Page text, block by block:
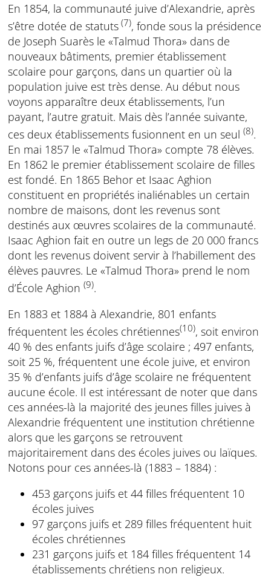
En 1854, la communauté juive d’Alexandrie, après
s’être dotée de statuts (7), fonde sous la présidence
de Joseph Suarès le «Talmud Thora» dans de
nouveaux bâtiments, premier établissement
scolaire pour garçons, dans un quartier où la
population juive est très dense. Au début nous
voyons apparaître deux établissements, l’un
payant, l’autre gratuit. Mais dès l’année suivante,
ces deux établissements fusionnent en un seul (8).
En mai 1857 le «Talmud Thora» compte 78 élèves.
En 1862 le premier établissement scolaire de filles
est fondé. En 1865 Behor et Isaac Aghion
constituent en propriétés inaliénables un certain
nombre de maisons, dont les revenus sont
destinés aux œuvres scolaires de la communauté.
Isaac Aghion fait en outre un legs de 20 000 francs
dont les revenus doivent servir à l’habillement des
élèves pauvres. Le «Talmud Thora» prend le nom
d’École Aghion (9).
En 1883 et 1884 à Alexandrie, 801 enfants
fréquentent les écoles chrétiennes(10), soit environ
40 % des enfants juifs d’âge scolaire ; 497 enfants,
soit 25 %, fréquentent une école juive, et environ
35 % d’enfants juifs d’âge scolaire ne fréquentent
aucune école. Il est intéressant de noter que dans
ces années-là la majorité des jeunes filles juives à
Alexandrie fréquentent une institution chrétienne
alors que les garçons se retrouvent
majoritairement dans des écoles juives ou laïques.
Notons pour ces années-là (1883 – 1884) :
453 garçons juifs et 44 filles fréquentent 10
écoles juives
97 garçons juifs et 289 filles fréquentent huit
écoles chrétiennes
231 garçons juifs et 184 filles fréquentent 14
établissements chrétiens non religieux.